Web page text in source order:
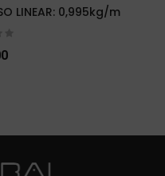
LINEAR: 0,995kg/m